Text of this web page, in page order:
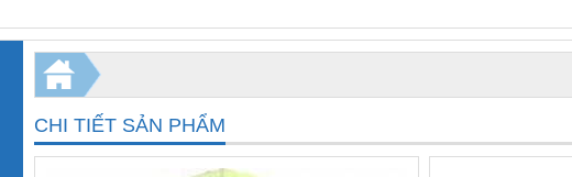
CHI TIẾT SẢN PHẨM